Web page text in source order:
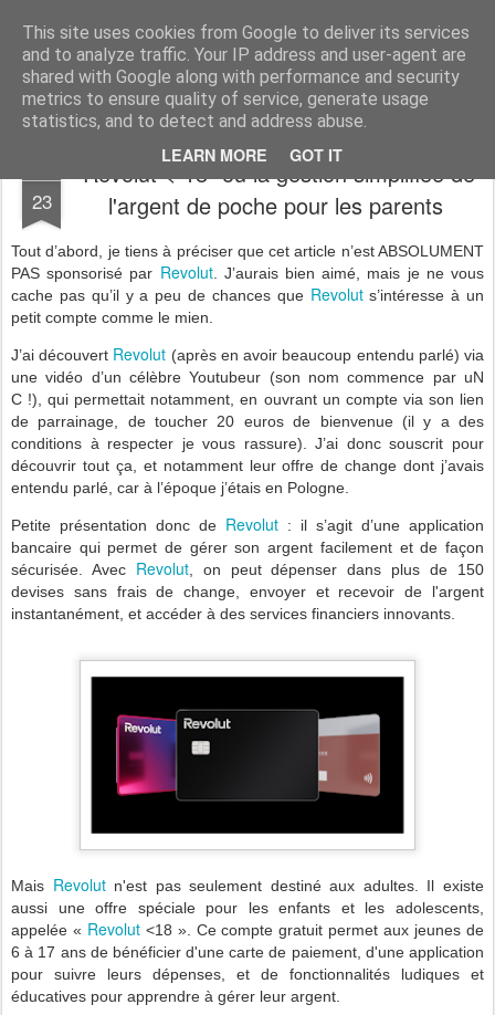
This site uses cookies from Google to deliver its services
and to analyze traffic. Your IP address and user-agent are
shared with Google along with performance and security
metrics to ensure quality of service, generate usage
statistics, and to detect and address abuse.
LEARN MORE GOT IT
Desperate Houseman : les pérégrinations d'un papa, mais pas que !
23
"Revolut < 18" ou la gestion simplifiée de
l'argent de poche pour les parents
Tout d’abord, je tiens à préciser que cet article n’est ABSOLUMENT
PAS sponsorisé par Revolut. J’aurais bien aimé, mais je ne vous
cache pas qu’il y a peu de chances que Revoluts’intéresse à un
petit compte comme le mien.
J’ai découvert Revolut (après en avoir beaucoup entendu parlé) via
une vidéo d’un célèbre Youtubeur (son nom commence par uN
C !), qui permettait notamment, en ouvrant un compte via son lien
de parrainage, de toucher 20 euros de bienvenue (il y a des
conditions à respecter je vous rassure). J’ai donc souscrit pour
découvrir tout ça, et notamment leur offre de change dont j’avais
entendu parlé, car à l’époque j’étais en Pologne.
Petite présentation donc de Revolut : il s’agit d’une application
bancaire qui permet de gérer son argent facilement et de façon
sécurisée. Avec Revolut, on peut dépenser dans plus de 150
devises sans frais de change, envoyer et recevoir de l'argent
instantanément, et accéder à des services financiers innovants.
Mais Revolut n'est pas seulement destiné aux adultes. Il existe
aussi une offre spéciale pour les enfants et les adolescents,
appelée « Revolut <18 ». Ce compte gratuit permet aux jeunes de
6 à 17 ans de bénéficier d'une carte de paiement, d'une application
pour suivre leurs dépenses, et de fonctionnalités ludiques et
éducatives pour apprendre à gérer leur argent.